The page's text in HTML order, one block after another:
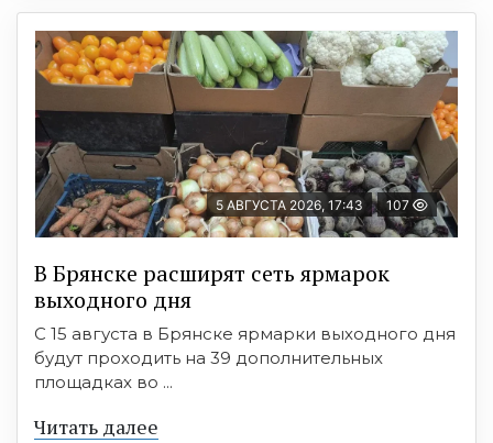
5 АВГУСТА 2026, 17:43 107
В Брянске расширят сеть ярмарок
выходного дня
С 15 августа в Брянске ярмарки выходного дня
будут проходить на 39 дополнительных
площадках во ...
Читать далее